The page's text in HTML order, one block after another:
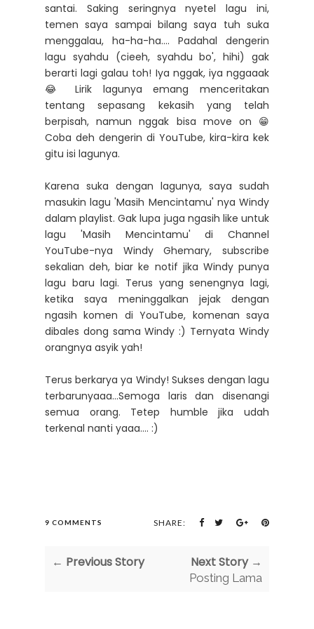
santai. Saking seringnya nyetel lagu ini,
temen saya sampai bilang saya tuh suka
menggalau, ha-ha-ha.... Padahal dengerin
lagu syahdu (cieeh, syahdu bo', hihi) gak
berarti lagi galau toh! Iya nggak, iya nggaaak
😂 Lirik lagunya emang menceritakan
tentang sepasang kekasih yang telah
berpisah, namun nggak bisa move on 😁
Coba deh dengerin di YouTube, kira-kira kek
gitu isi lagunya.
Karena suka dengan lagunya, saya sudah
masukin lagu 'Masih Mencintamu' nya Windy
dalam playlist. Gak lupa juga ngasih like untuk
lagu 'Masih Mencintamu' di Channel
YouTube-nya Windy Ghemary, subscribe
sekalian deh, biar ke notif jika Windy punya
lagu baru lagi. Terus yang senengnya lagi,
ketika saya meninggalkan jejak dengan
ngasih komen di YouTube, komenan saya
dibales dong sama Windy :) Ternyata Windy
orangnya asyik yah!
Terus berkarya ya Windy! Sukses dengan lagu
terbarunyaaa...Semoga laris dan disenangi
semua orang. Tetep humble jika udah
terkenal nanti yaaa.... :)
9 COMMENTS SHARE:
← Previous Story Next Story →
Posting Lama